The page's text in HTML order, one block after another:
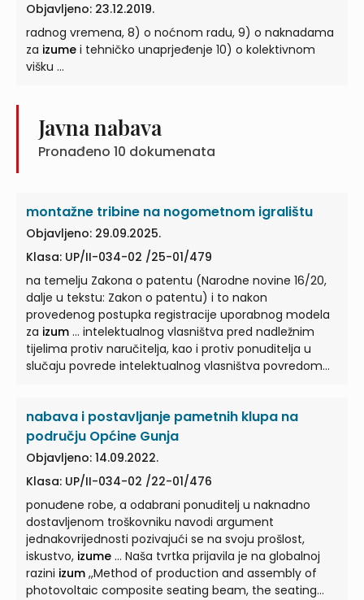
Objavljeno: 23.12.2019.
radnog vremena, 8) o noćnom radu, 9) o naknadama
za izume i tehničko unaprjeđenje 10) o kolektivnom
višku ...
Javna nabava
Pronađeno 10 dokumenata
montažne tribine na nogometnom igralištu
Objavljeno: 29.09.2025.
Klasa: UP/II-034-02 /25-01/479
na temelju Zakona o patentu (Narodne novine 16/20,
dalje u tekstu: Zakon o patentu) i to nakon
provedenog postupka registracije uporabnog modela
za izum ... intelektualnog vlasništva pred nadležnim
tijelima protiv naručitelja, kao i protiv ponuditelja u
slučaju povrede intelektualnog vlasništva povredom
neće doći do povrede intelektualnog vlasništva
povredom izuma... uporabnom modelu“ broj
UM20240014 od 23. listopada 2024. godine, izdanu na
rok od 10 godina žalitelju kao izumitelju na temelju
Zakona o patentu zaizum... U navedenoj |spravi o
uporabnom modelu detaljno je opisano područje na
koje seizumodnosi, tehnički problemi i moguće
rješenje te suštinaizuma, sve kako ...
nabava i postavljanje pametnih klupa na
području Općine Gunja
Objavljeno: 14.09.2022.
Klasa: UP/II-034-02 /22-01/476
ponuđene robe, a odabrani ponuditelj u naknadno
dostavljenom troškovniku navodi argument
jednakovrijednosti pozivajući se na svoju prošlost,
iskustvo, izume ... Naša tvrtka prijavila je na globalnoj
razini izum ,,Method of production and assembly of
photovoltaic composite seating beam, the seating